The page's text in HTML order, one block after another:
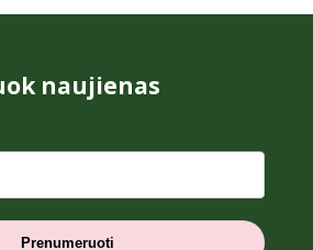
naujienas
Prenumeruoti